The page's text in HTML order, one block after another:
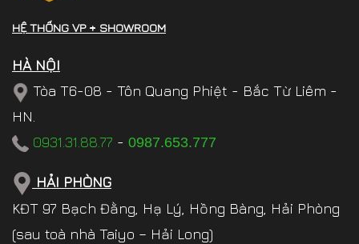
HỆ THỐNG VP + SHOWROOM
HÀ NỘI
Tòa T6-08 - Tôn Quang Phiệt - Bắc Từ Liêm -
HN.
0931.31.88.77 - 0987.653.777
HẢI PHÒNG
KĐT 97 Bạch Đằng, Hạ Lý, Hồng Bàng, Hải Phòng
(sau toà nhà Taiyo – Hải Long)